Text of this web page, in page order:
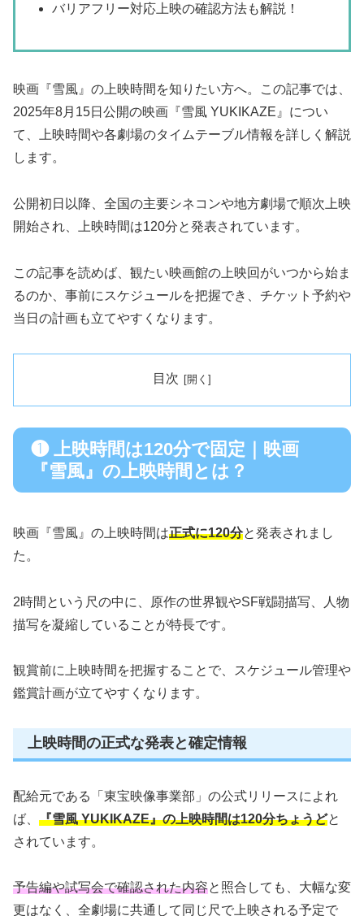
バリアフリー対応上映の確認方法も解説！
映画『雪風』の上映時間を知りたい方へ。この記事では、
2025年8月15日公開の映画『雪風 YUKIKAZE』につい
て、上映時間や各劇場のタイムテーブル情報を詳しく解説
します。
公開初日以降、全国の主要シネコンや地方劇場で順次上映
開始され、上映時間は120分と発表されています。
この記事を読めば、観たい映画館の上映回がいつから始ま
るのか、事前にスケジュールを把握でき、チケット予約や
当日の計画も立てやすくなります。
目次
❶ 上映時間は120分で固定｜映画
『雪風』の上映時間とは？
映画『雪風』の上映時間は正式に120分と発表されまし
た。
2時間という尺の中に、原作の世界観やSF戦闘描写、人物
描写を凝縮していることが特長です。
観賞前に上映時間を把握することで、スケジュール管理や
鑑賞計画が立てやすくなります。
上映時間の正式な発表と確定情報
配給元である「東宝映像事業部」の公式リリースによれ
ば、 『雪風 YUKIKAZE』の上映時間は120分ちょうどと
されています。
予告編や試写会で確認された内容と照合しても、大幅な変
更はなく、全劇場に共通して同じ尺で上映される予定で